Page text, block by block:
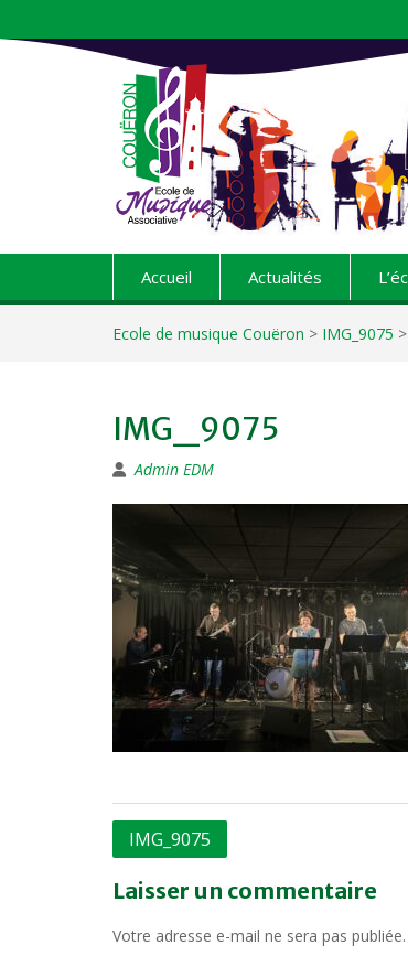
au
Accueil Actualités
Ecole de musique Couëron > IMG_9075 >
IMG_9075
Admin EDM
Navigation
l’article
IMG_9075
Laisser un commentaire
Votre adresse e-mail ne sera pas publiée.